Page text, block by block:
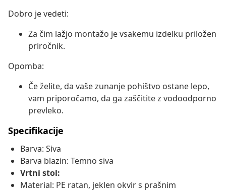
Dobro je vedeti:
Za čim lažjo montažo je vsakemu izdelku priložen
priročnik.
Opomba:
Če želite, da vaše zunanje pohištvo ostane lepo,
vam priporočamo, da ga zaščitite z vodoodporno
prevleko.
Specifikacije
Barva: Siva
Barva blazin: Temno siva
Vrtni stol:
Material: PE ratan, jeklen okvir s prašnim